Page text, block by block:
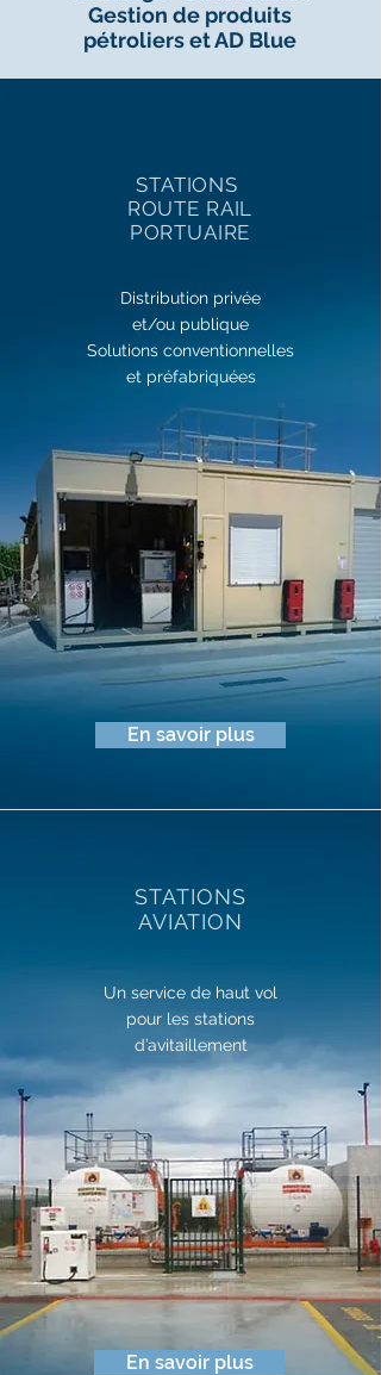
Gestion de produits
pétroliers et AD Blue
STATIONS
ROUTE RAIL
PORTUAIRE
Distribution privée
et/ou publique
Solutions conventionnelles
et préfabriquées
En savoir plus
STATIONS
AVIATION
Un service de haut vol
pour les stations
d’avitaillement
En savoir plus